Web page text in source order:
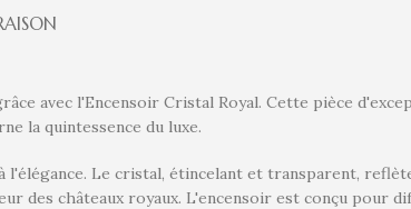
avec l'Encensoir Cristal Royal. Cette pièce
la quintessence du luxe.
Le cristal, étincelant et transparent,
des châteaux royaux. L'encensoir est conçu pour